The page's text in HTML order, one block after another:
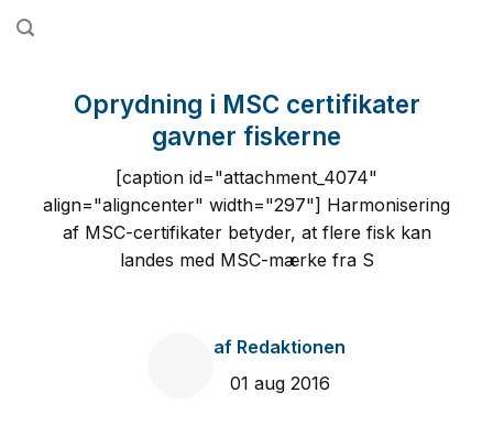
Fortsæt
Oprydning i MSC certifikater
gavner fiskerne
[caption id="attachment_4074"
align="aligncenter" width="297"] Harmonisering
af MSC-certifikater betyder, at flere fisk kan
landes med MSC-mærke fra S
af Redaktionen
01 aug 2016